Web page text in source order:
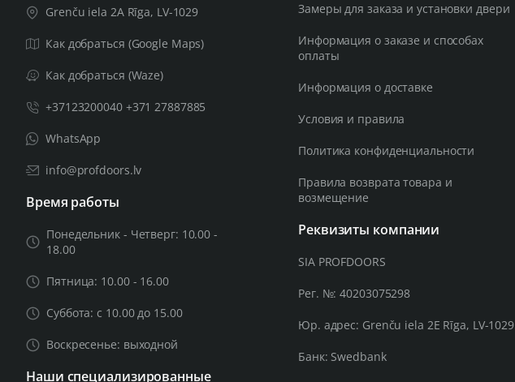
Grenču iela 2A Rīga, LV-1029
Как добраться (Google Maps)
Как добраться (Waze)
+37123200040 +371 27887885
WhatsApp
info@profdoors.lv
Время работы
Понедельник - Четверг: 10.00 -
18.00
Пятница: 10.00 - 16.00
Суббота: с 10.00 до 15.00
Воскресенье: выходной
Наши специализированные
Замеры для заказа и установки двери
Информация о заказе и способах
оплаты
Информация о доставке
Условия и правила
Политика конфиденциальности
Правила возврата товара и
возмещение
Реквизиты компании
SIA PROFDOORS
Рег. №: 40203075298
Юр. адрес: Grenču iela 2E Rīga, LV-1029
Банк: Swedbank